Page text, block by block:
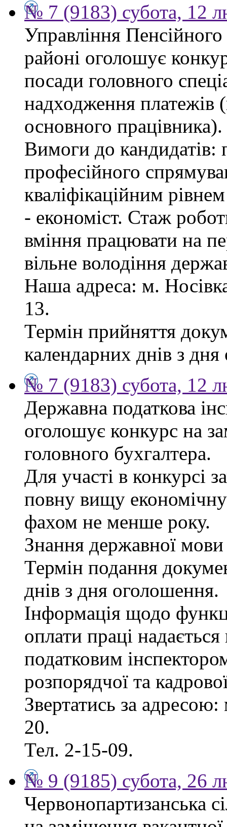
№ 7 (9183) субота, 12
Управління
районі оголошує
посади головного
надходження платежів
основного працівника).
Вимоги до кандидатів:
професійного
кваліфікаційним
- економіст. Стаж
вміння працювати на
вільне володіння
Наша адреса: м.
13.
Термін прийняття
календарних днів з
№ 7 (9183) субота, 12
Державна податкова
оголошує конкурс на
головного бухгалтера.
Для участі в конкурсі
повну вищу економічну
фахом не менше року.
Знання державної
Термін подання
днів з дня оголошення.
Інформація щодо
оплати праці
податковим
розпорядчої та
Звертатись за
20.
Тел. 2-15-09.
№ 9 (9185) субота, 26
Червонопартизанська